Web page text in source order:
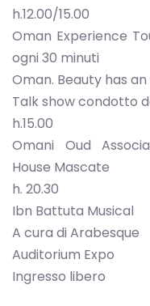
h.12.00/15.00
Oman Experience
ogni 30 minuti
Oman. Beauty has
Talk show condotto
h.15.00
Omani Oud
House Mascate
h. 20.30
Ibn Battuta Musical
A cura di Arabesque
Auditorium Expo
Ingresso libero